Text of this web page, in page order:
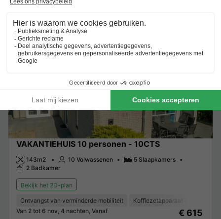
Groepsaccommodatie
VAKANTIEHUIS 10 personen - 10CTS
143m2 10 Volwassenen
5 Slaapkamers
2 Badkamer
Bekijk het 2D-plan
Ontvangst van verminderde mobiliteit Koffiezetapparaat
Van 2 tot 6 nov, 4 nachten, Vanaf
€ 615